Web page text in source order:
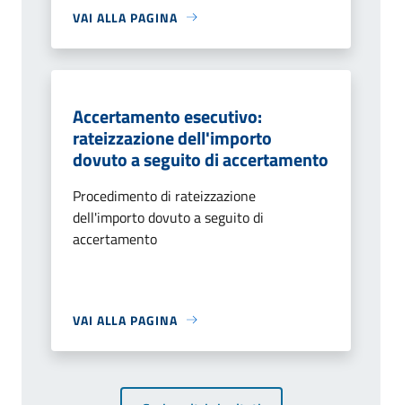
VAI ALLA PAGINA
Accertamento esecutivo:
rateizzazione dell'importo
dovuto a seguito di accertamento
Procedimento di rateizzazione
dell'importo dovuto a seguito di
accertamento
VAI ALLA PAGINA